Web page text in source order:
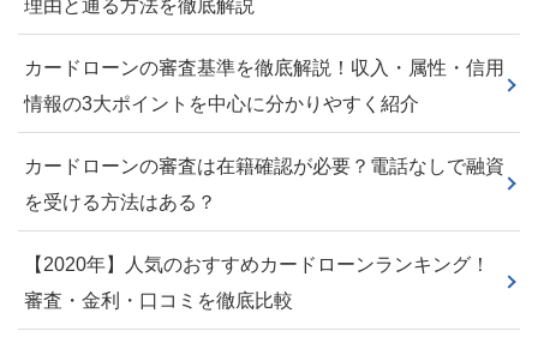
理由と通る方法を徹底解説
カードローンの審査基準を徹底解説！収入・属性・信用
情報の3大ポイントを中心に分かりやすく紹介
カードローンの審査は在籍確認が必要？電話なしで融資
を受ける方法はある？
【2020年】人気のおすすめカードローンランキング！
審査・金利・口コミを徹底比較